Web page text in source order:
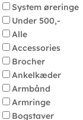
System øreringe
Under 500,-
Alle
Accessories
Brocher
Ankelkæder
Armbånd
Armringe
Bogstaver